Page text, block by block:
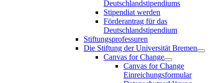
Deutschlandstipendiums
Stipendiat werden
Förderantrag für das
Deutschlandstipendium
Stiftungsprofessuren
Die Stiftung der Universität Bremen
Canvas for Change
Canvas for Change
Einreichungsformular